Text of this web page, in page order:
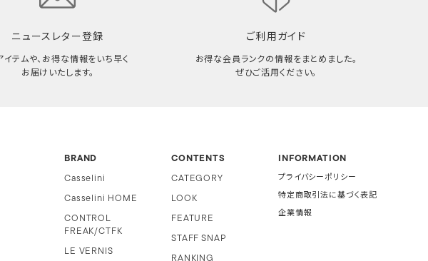
ニュースレター登録
イテムや、お得な情報をいち早く
お届けいたします。
ご利用ガイド
お得な会員ランクの情報をまとめました。
ぜひご活用ください。
BRAND
Casselini
Casselini HOME
CONTROL
FREAK/CTFK
LE VERNIS
CONTENTS
CATEGORY
LOOK
FEATURE
STAFF SNAP
RANKING
INFORMATION
プライバシーポリシー
特定商取引法に基づく表記
企業情報